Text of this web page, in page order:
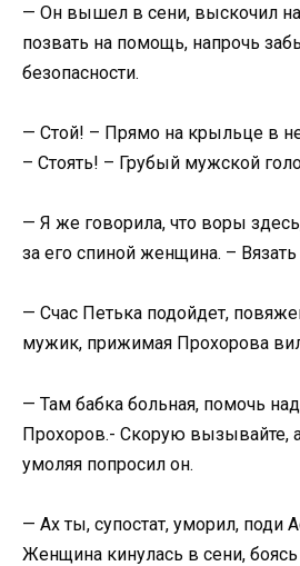
— Он вышел в сени, выскочил
позвать на помощь, напрочь
безопасности.
— Стой! – Прямо на крыльце в
– Стоять! – Грубый мужской
— Я же говорила, что воры
за его спиной женщина. –
— Счас Петька подойдет,
мужик, прижимая Прохорова
— Там бабка больная, помочь
Прохоров.- Скорую вызывайте,
умоляя попросил он.
— Ах ты, супостат, уморил, поди
Женщина кинулась в сени,